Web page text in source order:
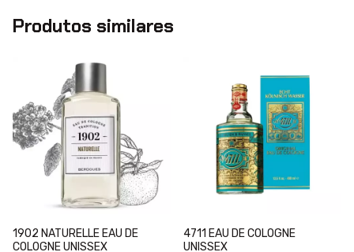
Produtos similares
1902 NATURELLE EAU DE
COLOGNE UNISSEX
4711 EAU DE COLOGNE
UNISSEX